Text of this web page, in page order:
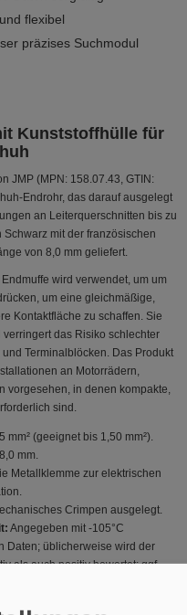
flexibel
präzises Suchmodul
Kunststoffhülle für
JMP (MPN: 158.07.43, GTIN:
Endrohr, das darauf ausgelegt
an Leiterquerschnitten bis zu
Schwarz mit der französischen
von 8,0 mm geliefert.
Endmuffe wird verwendet, um um
um eine gleichmäßige,
Kontaktfläche zu schaffen. Sie
das Risiko schlechter
Terminalblöcken. Das Produkt
an Motorrädern,
vorgesehen, in denen kompakte,
sind.
mm² (geeignet bis 1,50 mm²).
8,0 mm.
Metallklemme zur elektrischen
Crimpen ausgelegt.
Angegeben mit -105°C
Daten; üblicherweise wird der
als auch positiv bewertet; ggf.